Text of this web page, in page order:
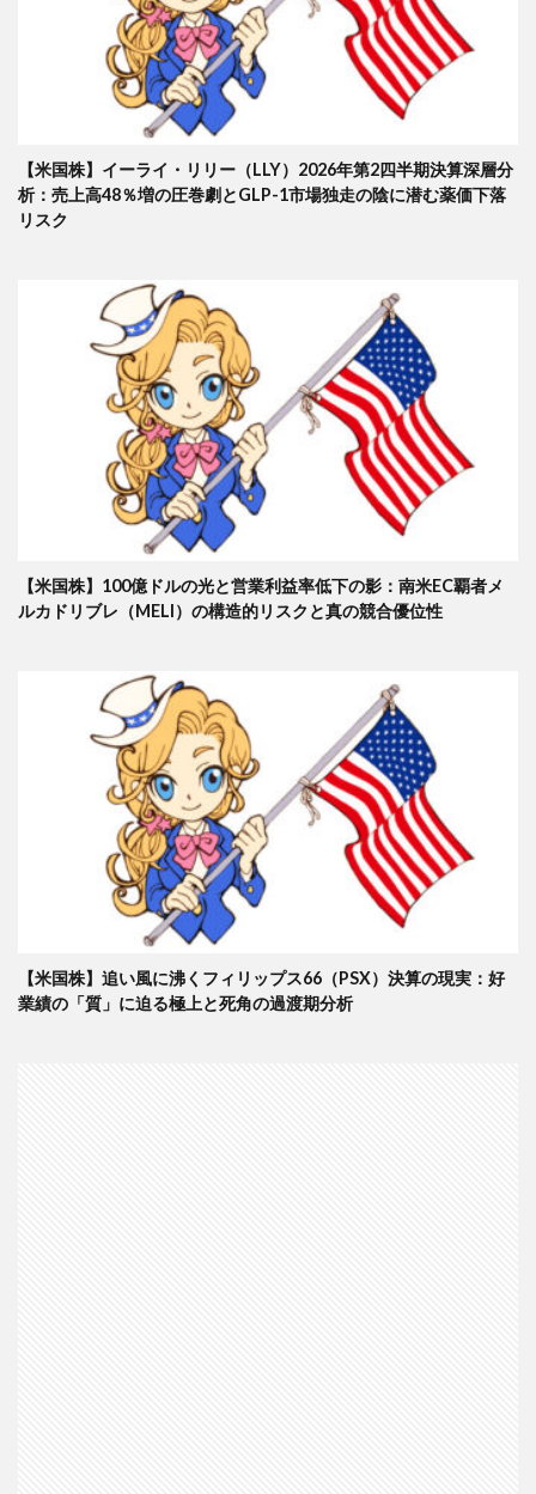
【米国株】イーライ・リリー（LLY）2026年第2四半期決算深層分
析：売上高48％増の圧巻劇とGLP-1市場独走の陰に潜む薬価下落
リスク
【米国株】100億ドルの光と営業利益率低下の影：南米EC覇者メ
ルカドリブレ（MELI）の構造的リスクと真の競合優位性
【米国株】追い風に沸くフィリップス66（PSX）決算の現実：好
業績の「質」に迫る極上と死角の過渡期分析